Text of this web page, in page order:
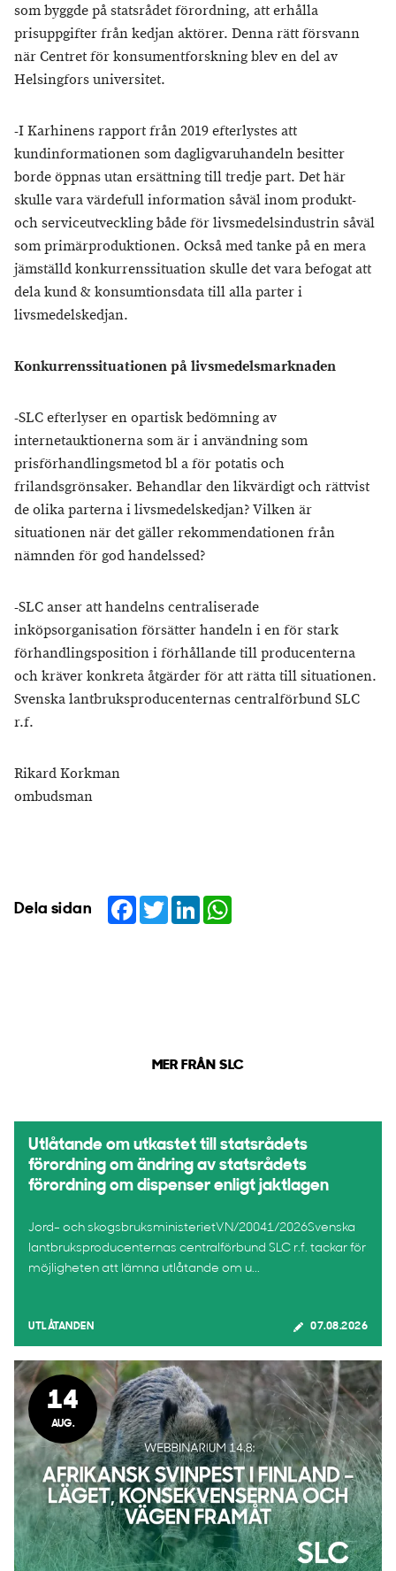
som byggde på statsrådet förordning, att erhålla
prisuppgifter från kedjan aktörer. Denna rätt försvann
när Centret för konsumentforskning blev en del av
Helsingfors universitet.
-I Karhinens rapport från 2019 efterlystes att
kundinformationen som dagligvaruhandeln besitter
borde öppnas utan ersättning till tredje part. Det här
skulle vara värdefull information såväl inom produkt-
och serviceutveckling både för livsmedelsindustrin såväl
som primärproduktionen. Också med tanke på en mera
jämställd konkurrenssituation skulle det vara befogat att
dela kund & konsumtionsdata till alla parter i
livsmedelskedjan.
Konkurrenssituationen på livsmedelsmarknaden
-SLC efterlyser en opartisk bedömning av
internetauktionerna som är i användning som
prisförhandlingsmetod bl a för potatis och
frilandsgrönsaker. Behandlar den likvärdigt och rättvist
de olika parterna i livsmedelskedjan? Vilken är
situationen när det gäller rekommendationen från
nämnden för god handelssed?
-SLC anser att handelns centraliserade
inköpsorganisation försätter handeln i en för stark
förhandlingsposition i förhållande till producenterna
och kräver konkreta åtgärder för att rätta till situationen.
Svenska lantbruksproducenternas centralförbund SLC
r.f.
Rikard Korkman
ombudsman
Dela sidan Facebook
TwitterLinkedIn
MER FRÅN SLC
Utlåtande om utkastet till statsrådets
förordning om ändring av statsrådets
förordning om dispenser enligt jaktlagen
Jord- och skogsbruksministerietVN/20041/2026Svenska
lantbruksproducenternas centralförbund SLC r.f. tackar för
möjligheten att lämna utlåtande om u...
UTLÅTANDEN 07.08.2026
14
AUG.